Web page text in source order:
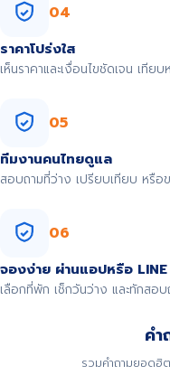
04
ราคาโปร่งใส
เห็นราคาและเงื่อนไขชัดเจน เที
05
ทีมงานคนไทยดูแล
สอบถามที่ว่าง เปรียบเทียบ หรือ
06
จองง่าย ผ่านแอปหรือ LINE
เลือกที่พัก เช็กวันว่าง และทักสอ
ค
รวมคำถามยอด